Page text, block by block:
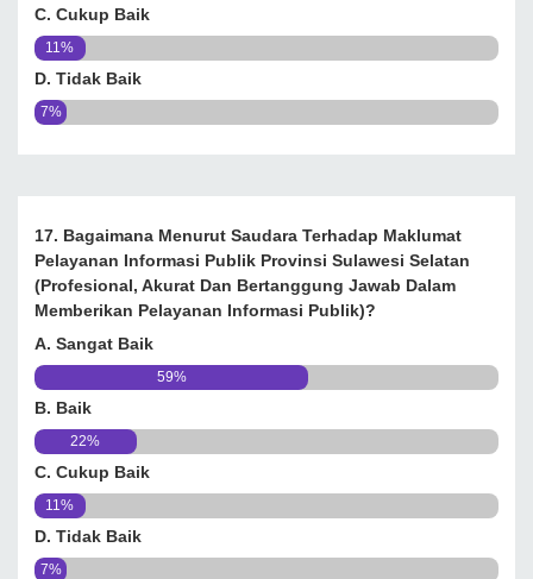
C. Cukup Baik
11%
D. Tidak Baik
7%
17. Bagaimana Menurut Saudara Terhadap Maklumat
Pelayanan Informasi Publik Provinsi Sulawesi Selatan
(Profesional, Akurat Dan Bertanggung Jawab Dalam
Memberikan Pelayanan Informasi Publik)?
A. Sangat Baik
59%
B. Baik
22%
C. Cukup Baik
11%
D. Tidak Baik
7%